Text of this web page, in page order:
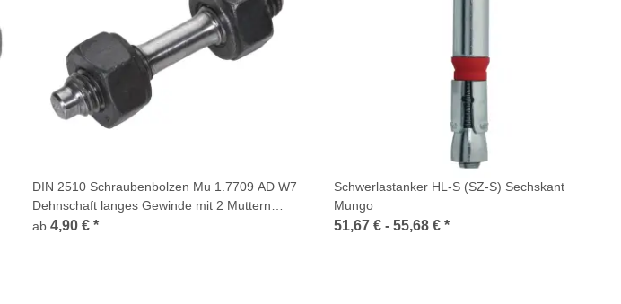
DIN 2510 Schraubenbolzen Mu 1.7709 AD W7
Dehnschaft langes Gewinde mit 2 Muttern
1.7218 Form LM
ab 4,90 € *
Schwerlastanker HL-S (SZ-S) Sechskant
Mungo
51,67 € - 55,68 € *